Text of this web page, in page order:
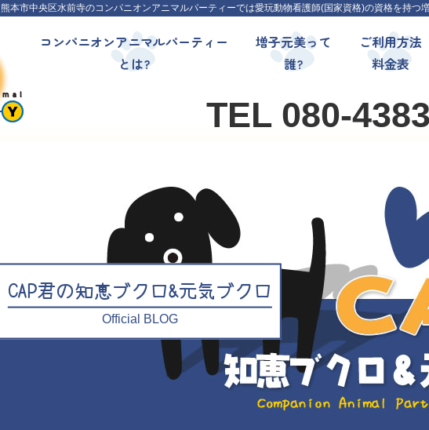
熊本市中央区水前寺のコンパニオンアニマルパーティーでは愛玩動物看護師(国家資格)の資格を持つ
コンパニオンアニマルパーティー
とは?
増子元美って
誰?
ご利用方法
料金表
TEL 080-
CAP君の知恵ブクロ&元気ブクロ
Official BLOG